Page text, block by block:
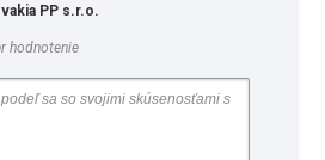
PP s.r.o.
hodnotenie